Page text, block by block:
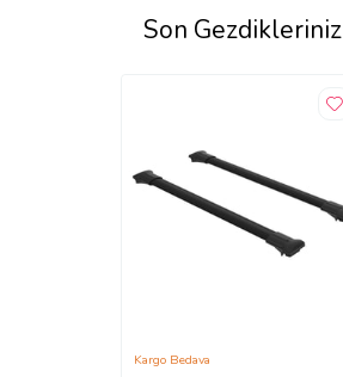
Son Gezdikleriniz
Kargo Bedava